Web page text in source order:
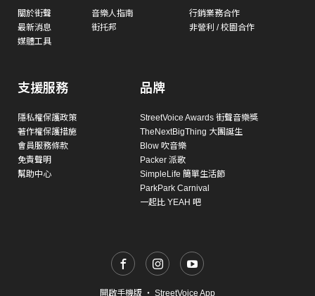
關於街聲
最新消息
媒體工具
音樂人指南
街托邦
行銷業務合作
非營利 / 校園合作
支援服務
隱私權保護政策
著作權保護措施
會員服務條款
免責聲明
幫助中心
品牌
StreetVoice Awards 街聲音樂獎
TheNextBigThing 大團誕生
Blow 吹音樂
Packer 派歌
SimpleLife 簡單生活節
ParkPark Carnival
一起比 YEAH 吧
開啟手機版 ・ StreetVoice App